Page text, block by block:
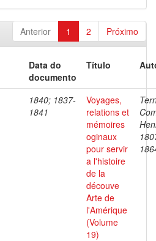
Anterior 1 2 Próximo
Data do
documento
Título
1840; 1837-
1841
Voyages,
relations et
mémoires
oginaux
pour servir
a l'histoire
de la
découve
Arte de
l'Amérique
(Volume
19)